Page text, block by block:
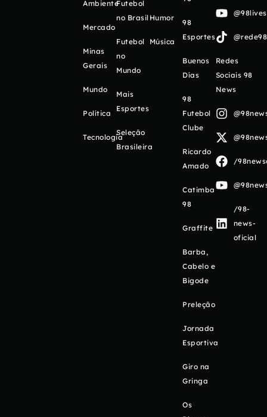
Ambiente
Mercado
Minas
Gerais
Mundo
Política
Tecnologia
Futebol
no Brasil
Futebol
no
Mundo
Mais
Esportes
Seleção
Brasileira
Humor
Música
98
Esportes
Buenos
Días
98
Futebol
Clube
Ricardo
Amado
Catimba
98
Graffite
Barba,
Cabelo e
Bigode
Preleção
Jornada
Esportiva
Giro na
Gringa
Os
Redes
Sociais 98
News
/
/98-
news-
oficial